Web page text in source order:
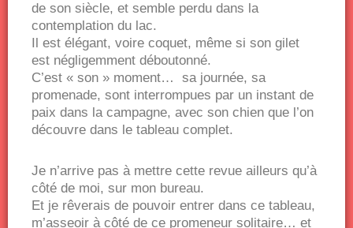
de son siècle, et semble perdu dans la
contemplation du lac.
Il est élégant, voire coquet, même si son gilet
est négligemment déboutonné.
C’est « son » moment… sa journée, sa
promenade, sont interrompues par un instant de
paix dans la campagne, avec son chien que l’on
découvre dans le tableau complet.
Je n’arrive pas à mettre cette revue ailleurs qu’à
côté de moi, sur mon bureau.
Et je rêverais de pouvoir entrer dans ce tableau,
m’asseoir à côté de ce promeneur solitaire… et